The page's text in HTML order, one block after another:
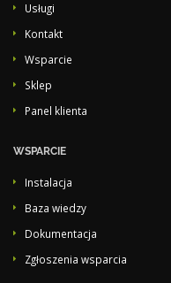
Usługi
Kontakt
Wsparcie
Sklep
Panel klienta
WSPARCIE
Instalacja
Baza wiedzy
Dokumentacja
Zgłoszenia wsparcia